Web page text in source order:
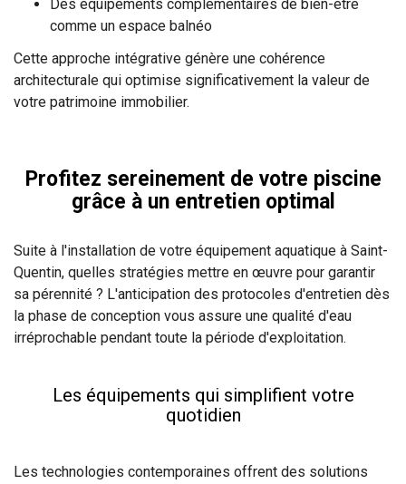
Des équipements complémentaires de bien-être
comme un espace balnéo
Cette approche intégrative génère une cohérence
architecturale qui optimise significativement la valeur de
votre patrimoine immobilier.
Profitez sereinement de votre piscine
grâce à un entretien optimal
Suite à l'installation de votre équipement aquatique à Saint-
Quentin, quelles stratégies mettre en œuvre pour garantir
sa pérennité ? L'anticipation des protocoles d'entretien dès
la phase de conception vous assure une qualité d'eau
irréprochable pendant toute la période d'exploitation.
Les équipements qui simplifient votre
quotidien
Les technologies contemporaines offrent des solutions